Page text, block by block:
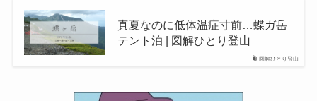
図解ひとり登山
真夏なのに低体温症寸前…蝶ガ岳
テント泊 | 図解ひとり登山